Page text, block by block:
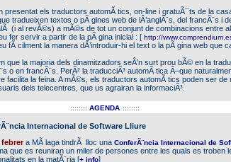
presentat els traductors automÃ tics, on-line i gratuÃ¯ts de la
tradueixen textos o pÃ gines web de lÂ’anglÃ¨s, del francÃ¨s i
(i al revÃ©s) a mÃ©s de tot un conjunt de combinacions entre
fer servir a partir de la pÃ gina inicial : [ http://
fÃ cilment la manera dÂ’introduir-hi el text o la pÃ gina web que
que la majoria dels dinamitzadors seÂ’n surt prou bÃ© en la
o en francÃ¨s. PerÃ² la traducciÃ³ automÃ tica Â–que
facilita la feina. A mÃ©s, els traductors automÃ tics poden ser de
dels telecentres, que us agrairan la informaciÃ³.
:::::::: AGENDA ::::::::
Internacional de Software Lliure
febrera MÃ laga tindrÃ lloc una ConferÃ¨ncia Internacional de
que es reuniran un miler de persones entre les quals es troben
en la matÃ¨ria [+ info]